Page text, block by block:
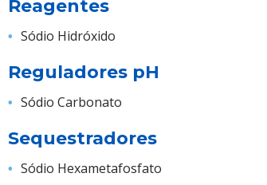
Reagentes
Sódio Hidróxido
Reguladores pH
Sódio Carbonato
Sequestradores
Sódio Hexametafosfato